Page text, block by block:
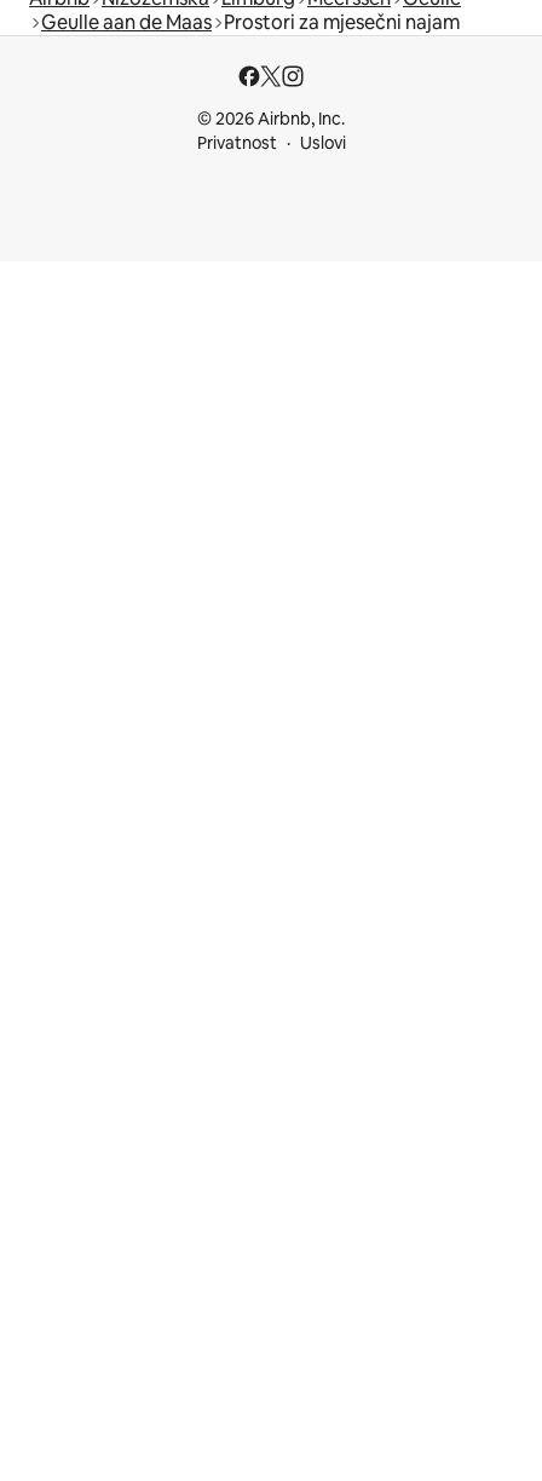
Geulle aan de Maas Prostori za mjesečni najam
© 2026 Airbnb, Inc.
Privatnost
Uslovi